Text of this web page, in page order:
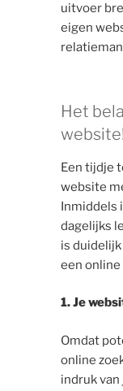
uitvoer
eigen
Het
Een tijdje
website
Inmiddels
dagelijks
is
een
1. Je
Omdat
online
indruk